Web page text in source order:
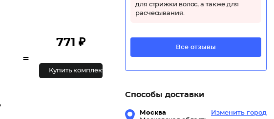
=
771 ₽
Купить комплект
для стрижки волос, а также для
расчесывания.
Все отзывы
Способы доставки
Москва
Изменить город